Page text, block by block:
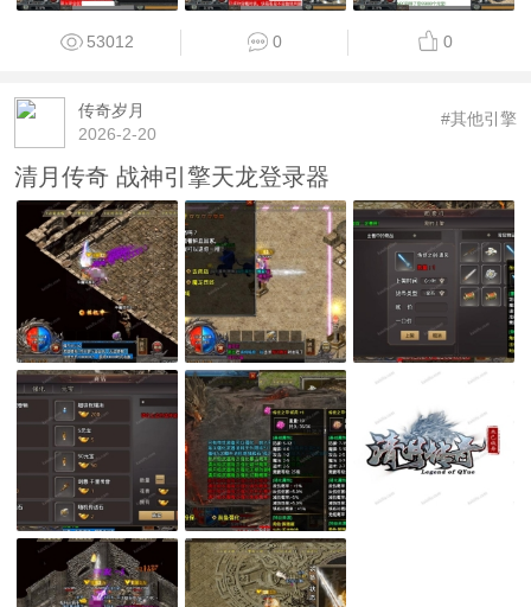
53012 0 0
传奇岁月
2026-2-20
#其他引擎
清月传奇 战神引擎天龙登录器